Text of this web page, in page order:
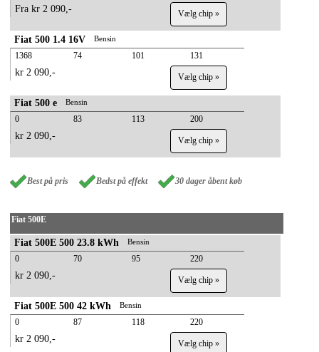
Fra kr 2 090,- Vælg chip »
Fiat 500 1.4 16V Bensin
1368 74 101 131
kr 2 090,- Vælg chip »
Fiat 500 e Bensin
0 83 113 200
kr 2 090,- Vælg chip »
Best på pris Bedst på effekt 30 dager åbent køb
Fiat 500E
Fiat 500E 500 23.8 kWh Bensin
0 70 95 220
kr 2 090,- Vælg chip »
Fiat 500E 500 42 kWh Bensin
0 87 118 220
kr 2 090,- Vælg chip »